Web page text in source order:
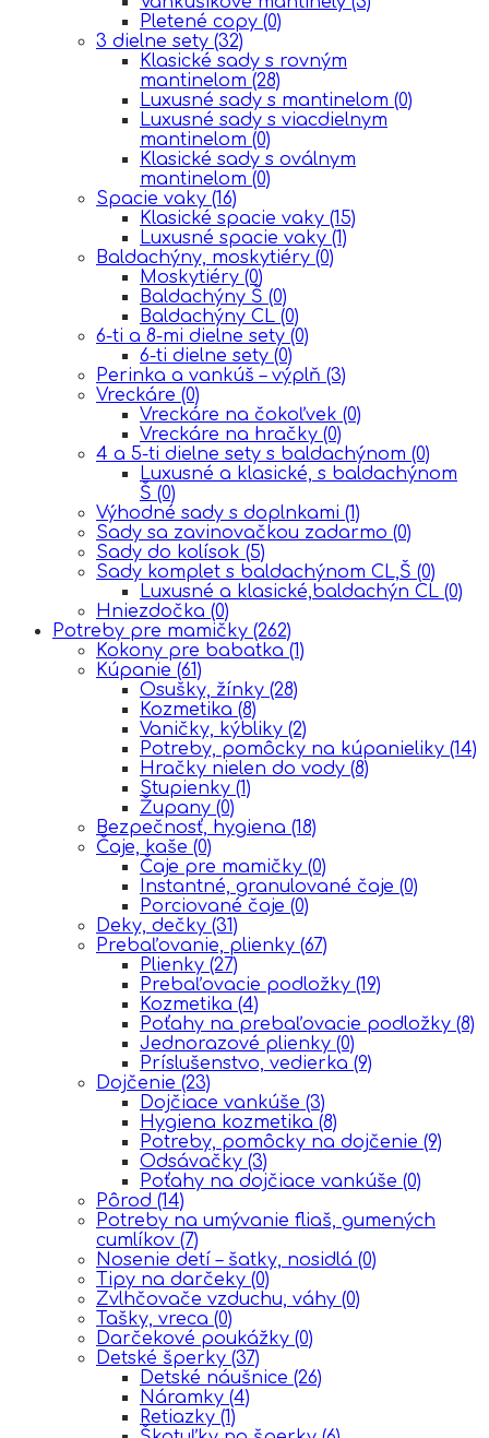
Pletené copy (0)
3 dielne sety (32)
Klasické sady s rovným
mantinelom (28)
Luxusné sady s mantinelom (0)
Luxusné sady s viacdielnym
mantinelom (0)
Klasické sady s oválnym
mantinelom (0)
Spacie vaky (16)
Klasické spacie vaky (15)
Luxusné spacie vaky (1)
Baldachýny, moskytiéry (0)
Moskytiéry (0)
Baldachýny Š (0)
Baldachýny CL (0)
6-ti a 8-mi dielne sety (0)
6-ti dielne sety (0)
Perinka a vankúš – výplň (3)
Vreckáre (0)
Vreckáre na čokoľvek (0)
Vreckáre na hračky (0)
4 a 5-ti dielne sety s baldachýnom (0)
Luxusné a klasické, s baldachýnom
Š (0)
Výhodné sady s doplnkami (1)
Sady sa zavinovačkou zadarmo (0)
Sady do kolísok (5)
Sady komplet s baldachýnom CL,Š (0)
Luxusné a klasické,baldachýn CL (0)
Hniezdočka (0)
Potreby pre mamičky (262)
Kokony pre babatka (1)
Kúpanie (61)
Osušky, žínky (28)
Kozmetika (8)
Vaničky, kýbliky (2)
Potreby, pomôcky na kúpanieliky (14)
Hračky nielen do vody (8)
Stupienky (1)
Župany (0)
Bezpečnosť, hygiena (18)
Čaje, kaše (0)
Čaje pre mamičky (0)
Instantné, granulované čaje (0)
Porciované čaje (0)
Deky, dečky (31)
Prebaľovanie, plienky (67)
Plienky (27)
Prebaľovacie podložky (19)
Kozmetika (4)
Poťahy na prebaľovacie podložky (8)
Jednorazové plienky (0)
Príslušenstvo, vedierka (9)
Dojčenie (23)
Dojčiace vankúše (3)
Hygiena kozmetika (8)
Potreby, pomôcky na dojčenie (9)
Odsávačky (3)
Poťahy na dojčiace vankúše (0)
Pôrod (14)
Potreby na umývanie fliaš, gumených
cumlíkov (7)
Nosenie detí – šatky, nosidlá (0)
Tipy na darčeky (0)
Zvlhčovače vzduchu, váhy (0)
Tašky, vreca (0)
Darčekové poukážky (0)
Detské šperky (37)
Detské náušnice (26)
Náramky (4)
Retiazky (1)